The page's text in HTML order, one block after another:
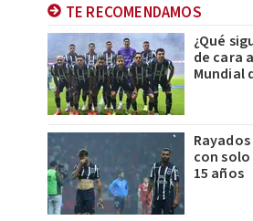
TE RECOMENDAMOS
¿Qué
de cara
Mundial
con
15 años